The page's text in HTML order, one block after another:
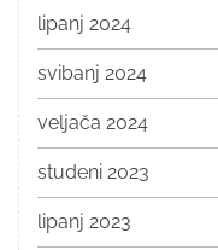
lipanj 2024
svibanj 2024
veljača 2024
studeni 2023
lipanj 2023